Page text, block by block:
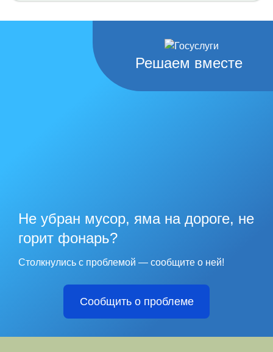
Решаем вместе
Не убран мусор, яма на дороге, не
горит фонарь?
Столкнулись с проблемой — сообщите о ней!
Сообщить о проблеме